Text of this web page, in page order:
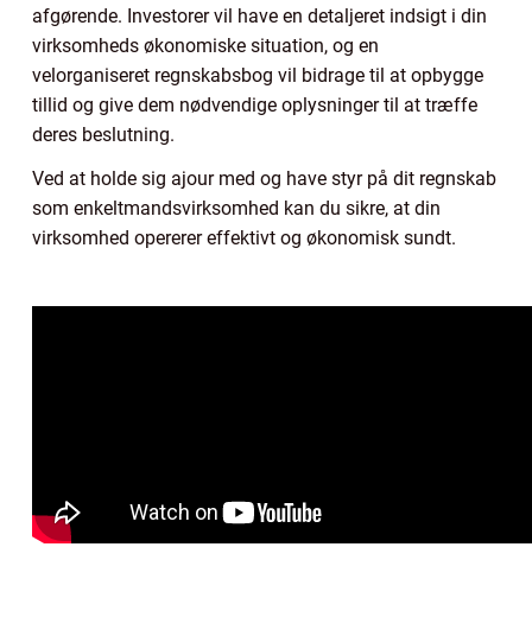
afgørende. Investorer vil have en detaljeret indsigt i din
virksomheds økonomiske situation, og en
velorganiseret regnskabsbog vil bidrage til at opbygge
tillid og give dem nødvendige oplysninger til at træffe
deres beslutning.
Ved at holde sig ajour med og have styr på dit regnskab
som enkeltmandsvirksomhed kan du sikre, at din
virksomhed opererer effektivt og økonomisk sundt.